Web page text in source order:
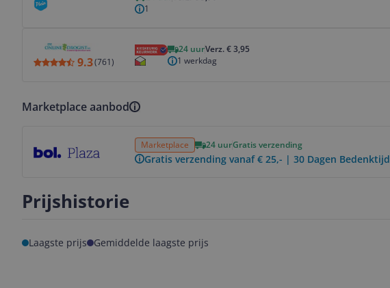
1
9.3(761)
24 uurVerz. € 3,95
1 werkdag
Marketplace aanbod
Marketplace 24 uurGratis verzending
Gratis verzending vanaf € 25,- | 30 Dagen Bedenktijd
Prijshistorie
Laagste prijs Gemiddelde laagste prijs